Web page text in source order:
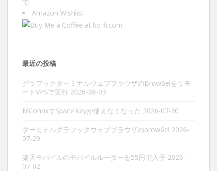
Amazon Wishlist
最近の投稿
グラフックターミナルウェブブラウザのBrow6elをリモ
ートVPSで実行 2026-08-03
MComixでSpace keyが使えなくなった 2026-07-30
ターミナルグラフックウェブブラウザのbrow6el 2026-
07-29
楽天モバイルのモバイルルーターを55円で入手 2026-
07-02